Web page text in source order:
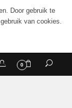
Door gebruik te
van cookies.
0